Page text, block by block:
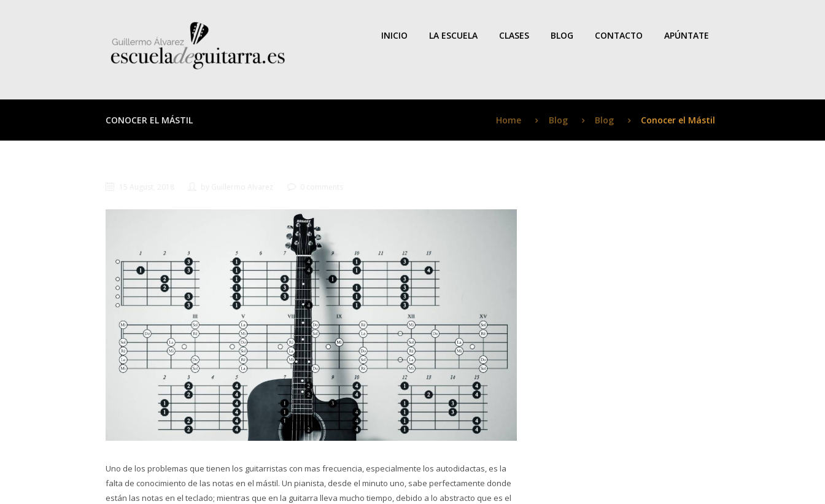
INICIO LA ESCUELA CLASES BLOG CONTACTO APÚNTATE
CONOCER EL MÁSTIL Home Blog Blog Conocer el Mástil
Uno de los problemas que tienen los guitarristas con mas frecuencia, especialmente los autodidactas, es la
falta de conocimiento de las notas en el mástil. Un pianista, desde el minuto uno, sabe perfectamente donde
están las notas en el teclado; mientras que en la guitarra lleva mucho tiempo, debido a lo abstracto que es el